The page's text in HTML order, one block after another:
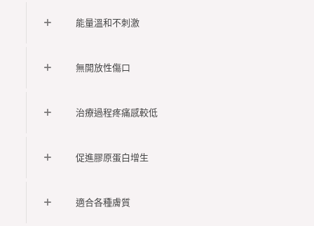
能量溫和不刺激
無開放性傷口
治療過程疼痛感較低
促進膠原蛋白增生
適合各種膚質